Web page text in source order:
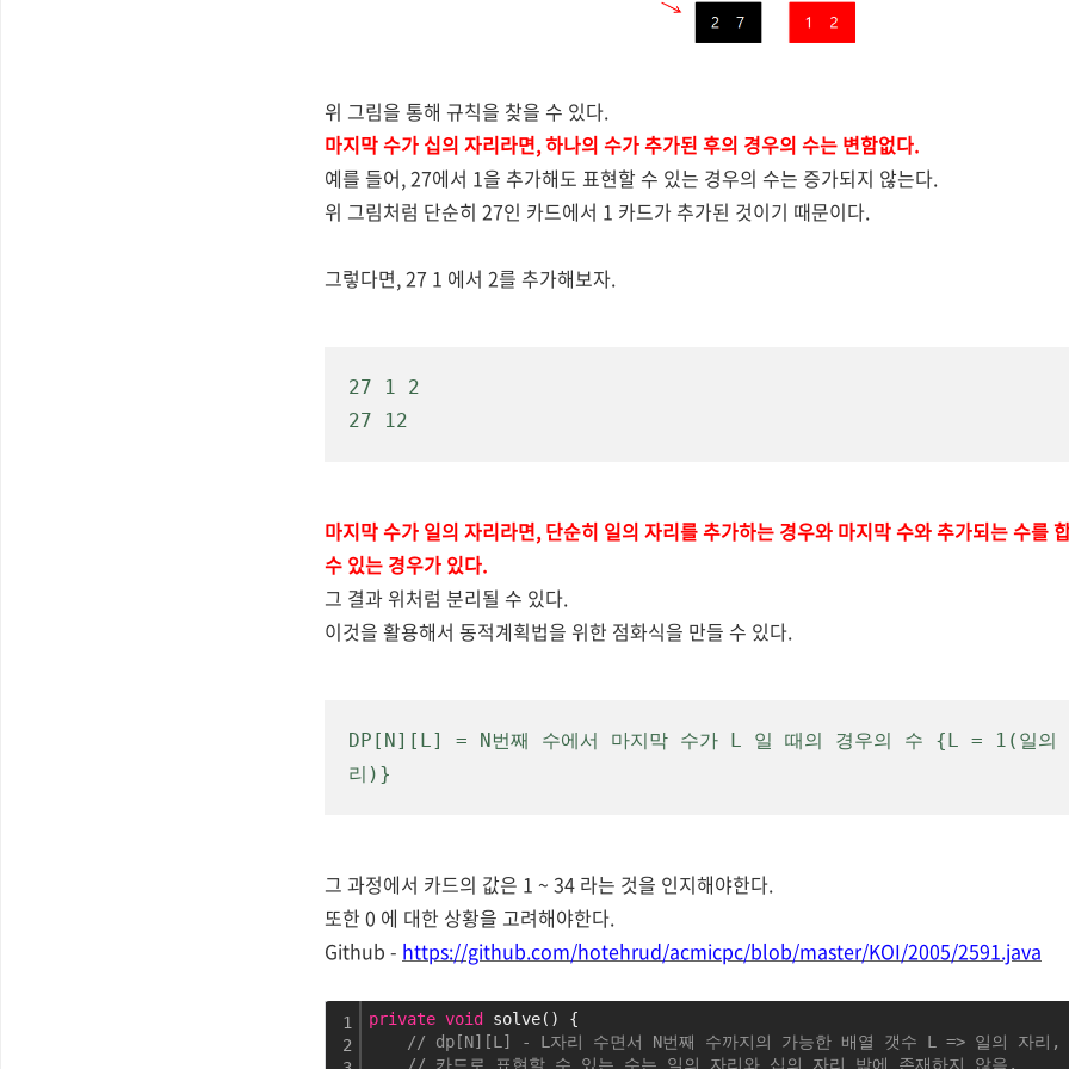
위 그림을 통해 규칙을 찾을 수 있다.
마지막 수가 십의 자리라면,하나의 수가 추가된 후의 경우의 수는 변함없다.
예를 들어, 27에서 1을 추가해도 표현할 수 있는 경우의 수는 증가되지 않는다.
위 그림처럼 단순히 27인 카드에서 1 카드가 추가된 것이기 때문이다.
그렇다면, 27 1 에서 2를 추가해보자.
27 1 2
27 12
마지막 수가 일의 자리라면, 단순히 일의 자리를 추가하는 경우와 마지막 수와 추가되는 수를
수 있는 경우가 있다.
그 결과 위처럼 분리될 수 있다.
이것을 활용해서 동적계획법을 위한 점화식을 만들 수 있다.
DP[N][L] = N번째 수에서 마지막 수가 L 일 때의 경우의 수 {L = 1(일
리)}
그 과정에서 카드의 값은 1 ~ 34 라는 것을 인지해야한다.
또한 0 에 대한 상황을 고려해야한다.
Github - https://github.com/hotehrud/acmicpc/blob/master/KOI/2005/2591.java
1
2
private void
solve() {
// dp[N][L] - L자리 수면서 N번째 수까지의 가능한 배열 갯수 L => 일의 자리,
// 카드로 표현할 수 있는 수는 일의 자리와 십의 자리 밖에 존재하지 않음.